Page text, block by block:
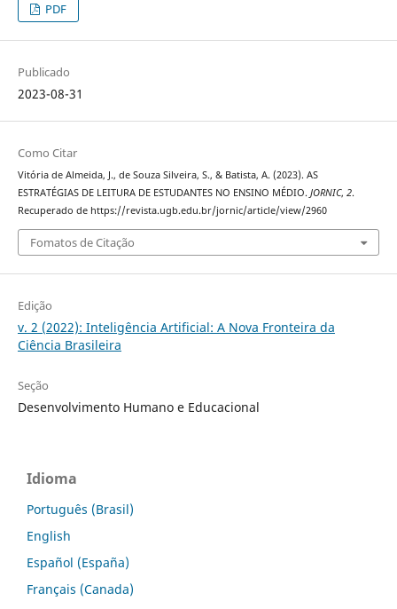
PDF
Publicado
2023-08-31
Como Citar
Vitória de Almeida, J., de Souza Silveira, S., & Batista, A. (2023). AS
ESTRATÉGIAS DE LEITURA DE ESTUDANTES NO ENSINO MÉDIO. JORNIC, 2.
Recuperado de https://revista.ugb.edu.br/jornic/article/view/2960
Fomatos de Citação
Edição
v. 2 (2022): Inteligência Artificial: A Nova Fronteira da
Ciência Brasileira
Seção
Desenvolvimento Humano e Educacional
Idioma
Português (Brasil)
English
Español (España)
Français (Canada)